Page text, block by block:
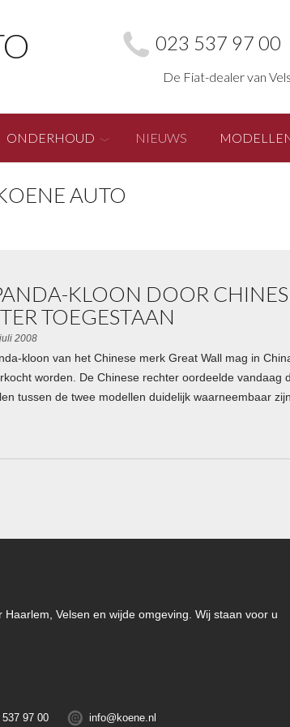
023 537 97 00
De Fiat-dealer van
ONDERHOUD NIEUWS
AUTO
KLOON DOOR
TOEGESTAAN
2008
kloon van het Chinese merk Great Wall mag in
worden. De Chinese rechter oordeelde vandaag
tussen de twee modellen duidelijk waarneembaar zijn.
Velsen en wijde omgeving. Wij staan voor u
537 97 00 info@koene.nl